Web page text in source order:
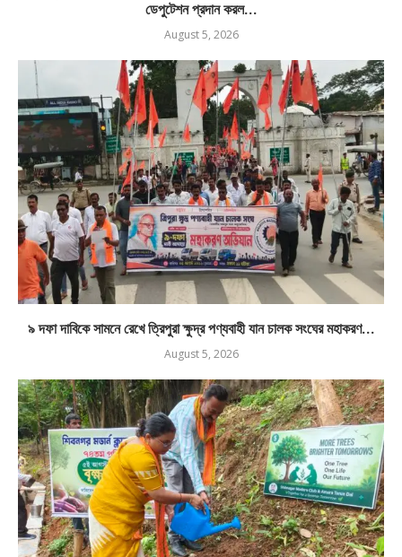
ডেপুটেশন প্রদান করল...
August 5, 2026
৯ দফা দাবিকে সামনে রেখে ত্রিপুরা ক্ষুদ্র পণ্যবাহী যান চালক সংঘের মহাকরণ...
August 5, 2026